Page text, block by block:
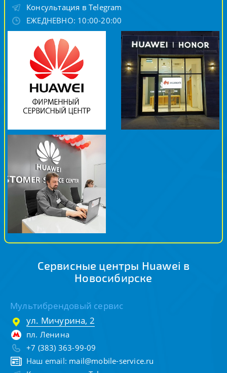
Консультация в Telegram
ЕЖЕДНЕВНО: 10:00-20:00
Сервисные центры Huawei в
Новосибирске
Мультибрендовый сервис
ул. Мичурина, 2
пл. Ленина
+7 (383) 363-99-09
Наш email: mail@mobile-service.ru